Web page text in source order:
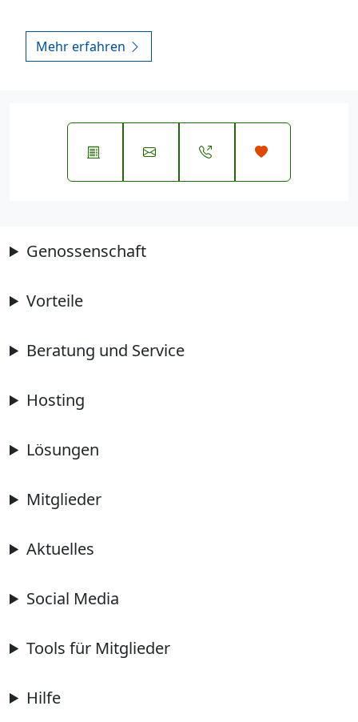
Mehr erfahren
Genossenschaft
Vorteile
Beratung und Service
Hosting
Lösungen
Mitglieder
Aktuelles
Social Media
Tools für Mitglieder
Hilfe